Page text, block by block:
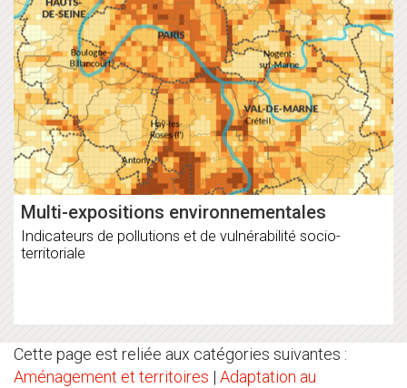
Multi-expositions environnementales
Indicateurs de pollutions et de vulnérabilité socio-
territoriale
Cette page est reliée aux catégories suivantes :
Aménagement et territoires | Adaptation au